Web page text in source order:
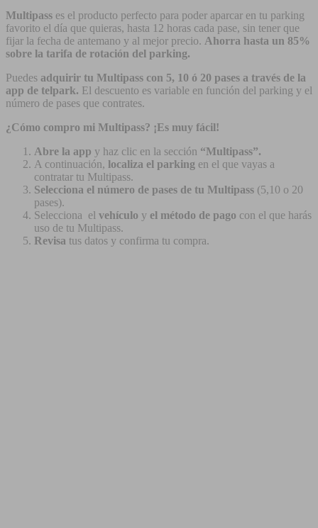
Multipass es el producto perfecto para poder aparcar en tu parking
favorito el día que quieras, hasta 12 horas cada pase, sin tener que
fijar la fecha de antemano y al mejor precio. Ahorra hasta un 85%
sobre la tarifa de rotación del parking.
Puedes adquirir tu Multipass con 5, 10 ó 20 pases a través de la
app de telpark. El descuento es variable en función del parking y el
número de pases que contrates.
¿Cómo compro mi Multipass? ¡Es muy fácil!
Abre la app y haz clic en la sección “Multipass”.
A continuación, localiza el parking en el que vayas a
contratar tu Multipass.
Selecciona el número de pases de tu Multipass (5,10 o 20
pases).
Selecciona el vehículo y el método de pago con el que harás
uso de tu Multipass.
Revisa tus datos y confirma tu compra.